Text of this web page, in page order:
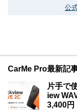
公
CarMe Pro最新記
片手で
iew
3,400円